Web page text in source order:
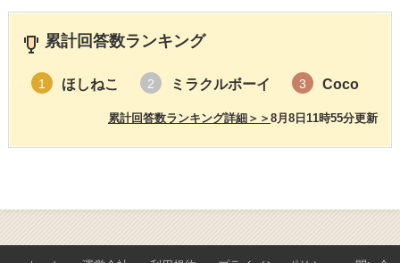
累計回答数ランキング
1 ほしねこ 2 ミラクルボーイ 3 Coco
8月8日11時55分更新
累計回答数ランキング詳細＞＞